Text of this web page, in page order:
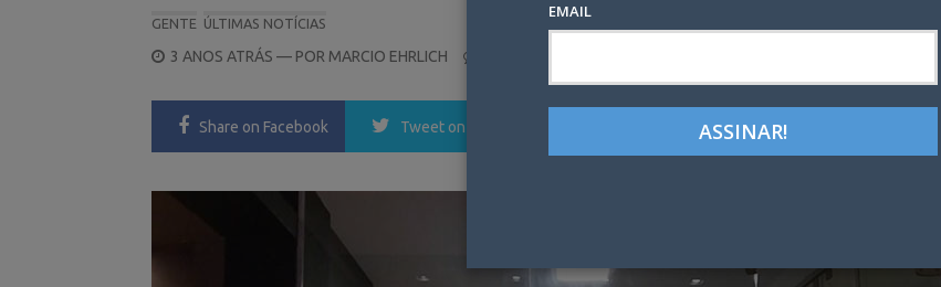
GENTE ÚLTIMAS NOTÍCIAS
POSTED
3 ANOS ATRÁS — POR MARCIO EHRLICH
Share on Facebook Tweet on Twitter LinkedIn Pinterest
EMAIL